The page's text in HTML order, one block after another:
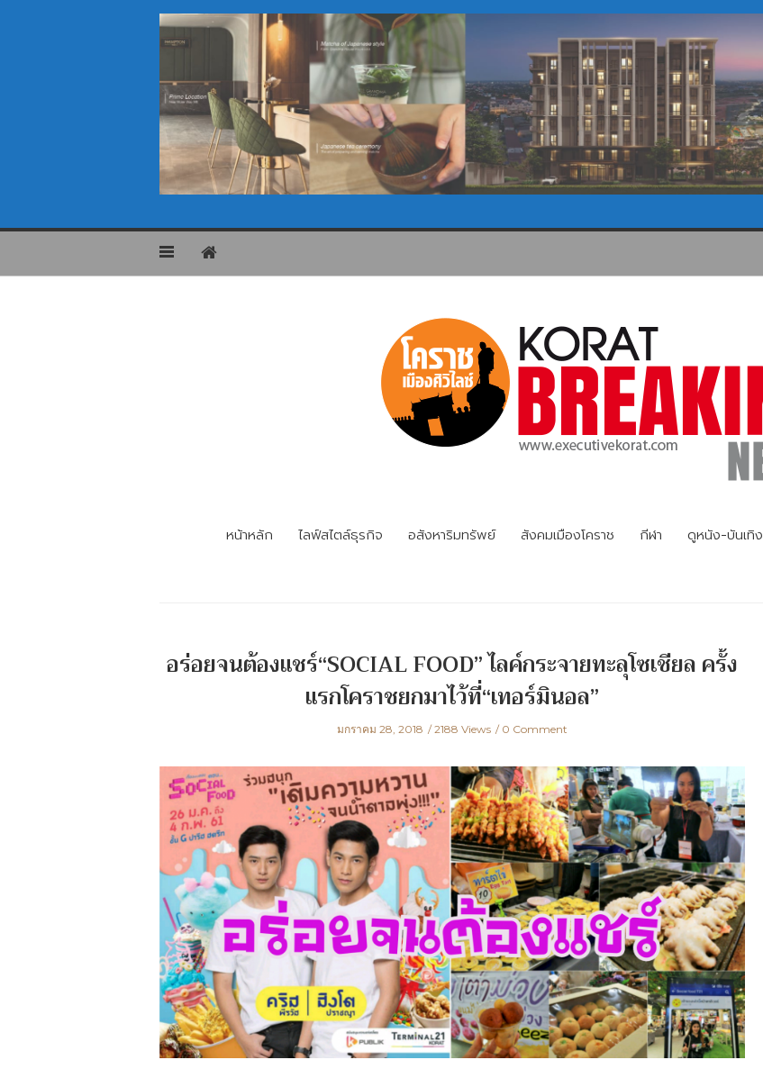
หน้าหลัก ไลฟ์สไตล์ธุรกิจ อสังหาริมทรัพย์ สังคมเมืองโคราช กีฬา ดูหนัง-บันเทิง
อร่อยจนต้องแชร์“SOCIAL FOOD” ไลค์กระจายทะลุโซเชียล ครั้ง
แรกโคราชยกมาไว้ที่“เทอร์มินอล”
มกราคม 28, 2018 2188 Views 0 Comment